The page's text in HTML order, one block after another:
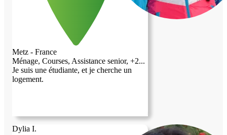
Metz - France
Ménage, Courses, Assistance senior, +2...
Je suis une étudiante, et je cherche un
logement.
Dylia I.